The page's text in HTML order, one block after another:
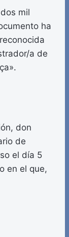
mil
ha
a de
don
de
el día 5
en el que,